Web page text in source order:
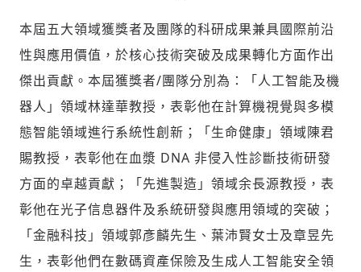
本屆五大領域獲獎者及團隊的科研成果兼具國際前沿
性與應用價值，於核心技術突破及成果轉化方面作出
傑出貢獻。本屆獲獎者/團隊分別為：「人工智能及機
器人」領域林達華教授，表彰他在計算機視覺與多模
態智能領域進行系統性創新；「生命健康」領域陳君
賜教授，表彰他在血漿 DNA 非侵入性診斷技術研發
方面的卓越貢獻；「先進製造」領域余長源教授，表
彰他在光子信息器件及系統研發與應用領域的突破；
「金融科技」領域郭彥麟先生、葉沛賢女士及章昱先
生，表彰他們在數碼資產保險及生成人工智能安全領